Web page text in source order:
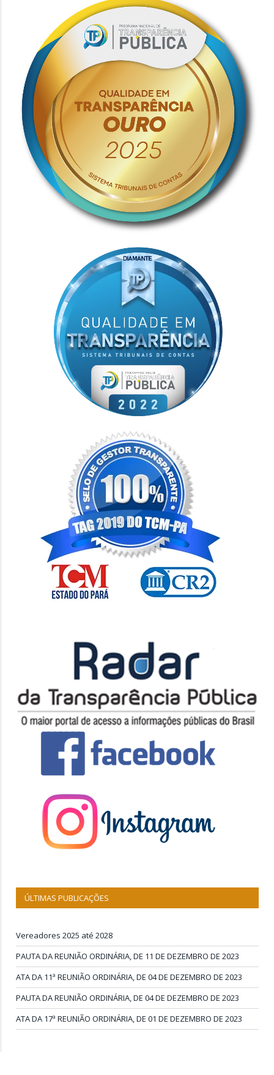
ÚLTIMAS PUBLICAÇÕES
Vereadores 2025 até 2028
PAUTA DA REUNIÃO ORDINÁRIA, DE 11 DE DEZEMBRO DE 2023
ATA DA 11ª REUNIÃO ORDINÁRIA, DE 04 DE DEZEMBRO DE 2023
PAUTA DA REUNIÃO ORDINÁRIA, DE 04 DE DEZEMBRO DE 2023
ATA DA 17ª REUNIÃO ORDINÁRIA, DE 01 DE DEZEMBRO DE 2023